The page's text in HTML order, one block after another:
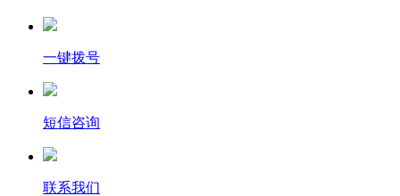
一键拨号
短信咨询
联系我们